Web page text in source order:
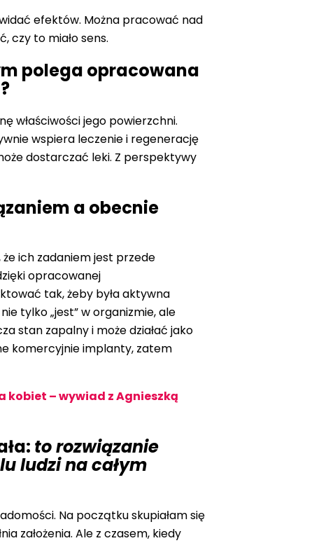
efektów. Można pracować nad
czy to miało sens.
polega opracowana
właściwości jego powierzchni.
wspiera leczenie i regenerację
dostarczać leki. Z perspektywy
a obecnie
ich zadaniem jest przede
opracowanej
tak, żeby była aktywna
tylko „jest” w organizmie, ale
stan zapalny i może działać jako
komercyjnie implanty, zatem
kobiet – wywiad z Agnieszką
to rozwiązanie
ludzi na całym
Na początku skupiałam się
założenia. Ale z czasem, kiedy